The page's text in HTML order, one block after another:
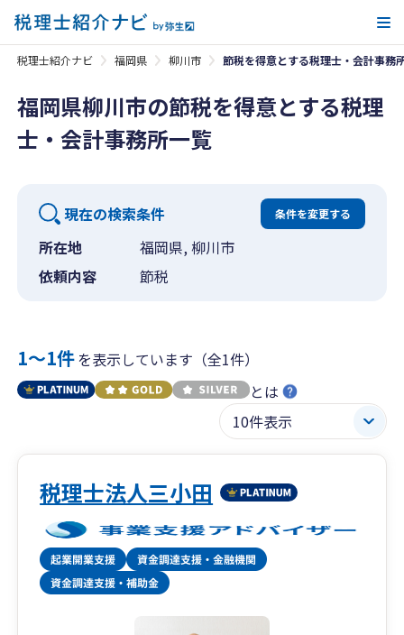
税理士紹介ナビ 福岡県 柳川市 節税を得意とする税理士・会計事務
福岡県柳川市の節税を得意とする税理
士・会計事務所一覧
現在の検索条件 条件を変更する
所在地
福岡県, 柳川市
依頼内容
節税
1〜1件を表示しています（全1件）
とは
税理士法人三小田